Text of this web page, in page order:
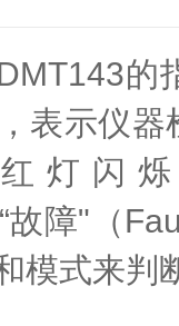
的
表示仪
灯闪
故障"（
模式来判